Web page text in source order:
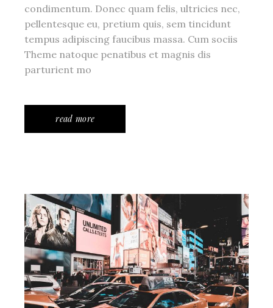
condimentum. Donec quam felis, ultricies nec,
pellentesque eu, pretium quis, sem tincidunt
tempus adipiscing faucibus massa. Cum sociis
Theme natoque penatibus et magnis dis
parturient mo
read more